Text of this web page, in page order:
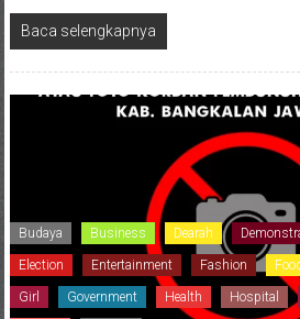
Baca selengkapnya
Budaya Business Dearah
Election Entertainment Fashion
Girl Government Health Hospital